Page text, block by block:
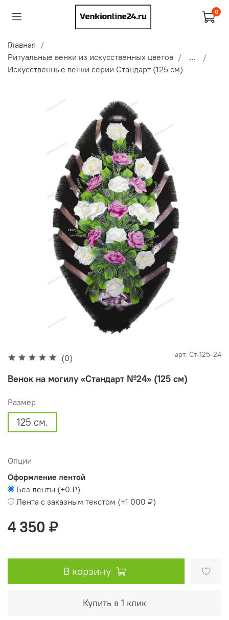
0
Главная
Ритуальные венки из искусственных цветов
...
Искусственные венки серии Стандарт (125 см)
(0) арт. Ст-125-24
Венок на могилу «Стандарт №24» (125 см)
Размер
125 см.
Опции
Оформление лентой
Без ленты (+0 ₽)
Лента с заказным текстом (+1 000 ₽)
4 350 ₽
В корзину
Купить в 1 клик